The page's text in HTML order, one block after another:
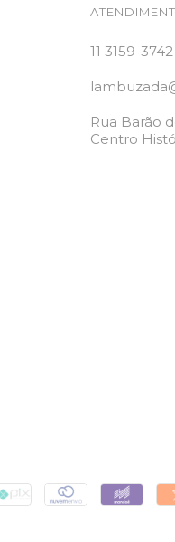
11 3159-3742
Rua Barão
Centro